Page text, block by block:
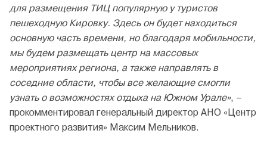
для размещения ТИЦ популярную у туристов
пешеходную Кировку. Здесь он будет находиться
основную часть времени, но благодаря мобильности,
мы будем размещать центр на массовых
мероприятиях региона, а также направлять в
соседние области, чтобы все желающие смогли
узнать о возможностях отдыха на Южном Урале», –
прокомментировал генеральный директор АНО «Центр
проектного развития» Максим Мельников.